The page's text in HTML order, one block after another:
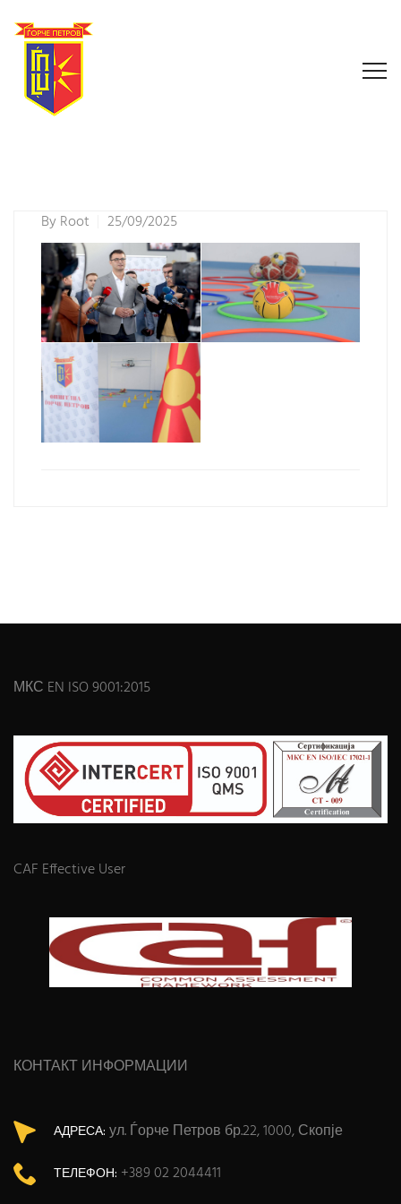
ByRoot 25/09/2025
МКС EN ISO 9001:2015
CAF Effective User
КОНТАКТ ИНФОРМАЦИИ
АДРЕСА: ул. Ѓорче Петров бр.22, 1000, Скопје
ТЕЛЕФОН: +389 02 2044411